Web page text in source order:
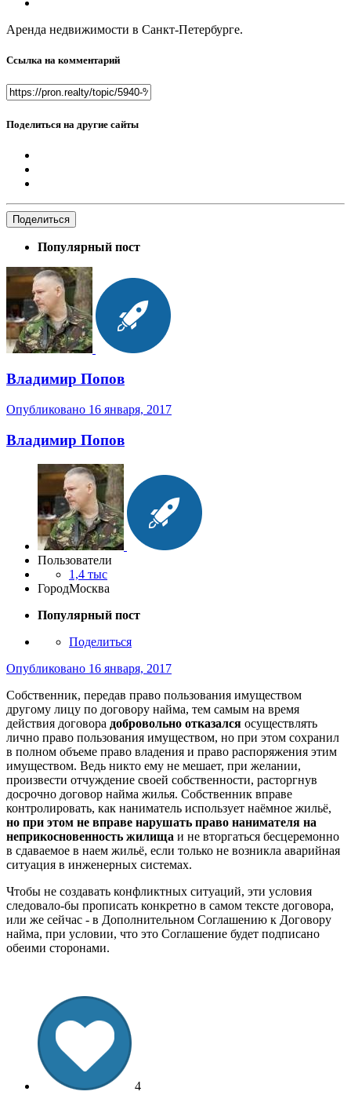
Аренда недвижимости в Санкт-Петербурге.
Ссылка на комментарий
Поделиться на другие сайты
Поделиться
Популярный пост
Владимир Попов
Опубликовано 16 января, 2017
Владимир Попов
Пользователи
1,4 тыс
ГородМосква
Популярный пост
Поделиться
Опубликовано 16 января, 2017
Собственник, передав право пользования имуществом
другому лицу по договору найма, тем самым на время
действия договора добровольно отказался осуществлять
лично право пользования имуществом, но при этом сохранил
в полном объеме право владения и право распоряжения этим
имуществом. Ведь никто ему не мешает, при желании,
произвести отчуждение своей собственности, расторгнув
досрочно договор найма жилья. Собственник вправе
контролировать, как наниматель использует наёмное жильё,
но при этом не вправе нарушать право нанимателя на
неприкосновенность жилища и не вторгаться бесцеремонно
в сдаваемое в наем жильё, если только не возникла аварийная
ситуация в инженерных системах.
Чтобы не создавать конфликтных ситуаций, эти условия
следовало-бы прописать конкретно в самом тексте договора,
или же сейчас - в Дополнительном Соглашению к Договору
найма, при условии, что это Соглашение будет подписано
обеими сторонами.
4